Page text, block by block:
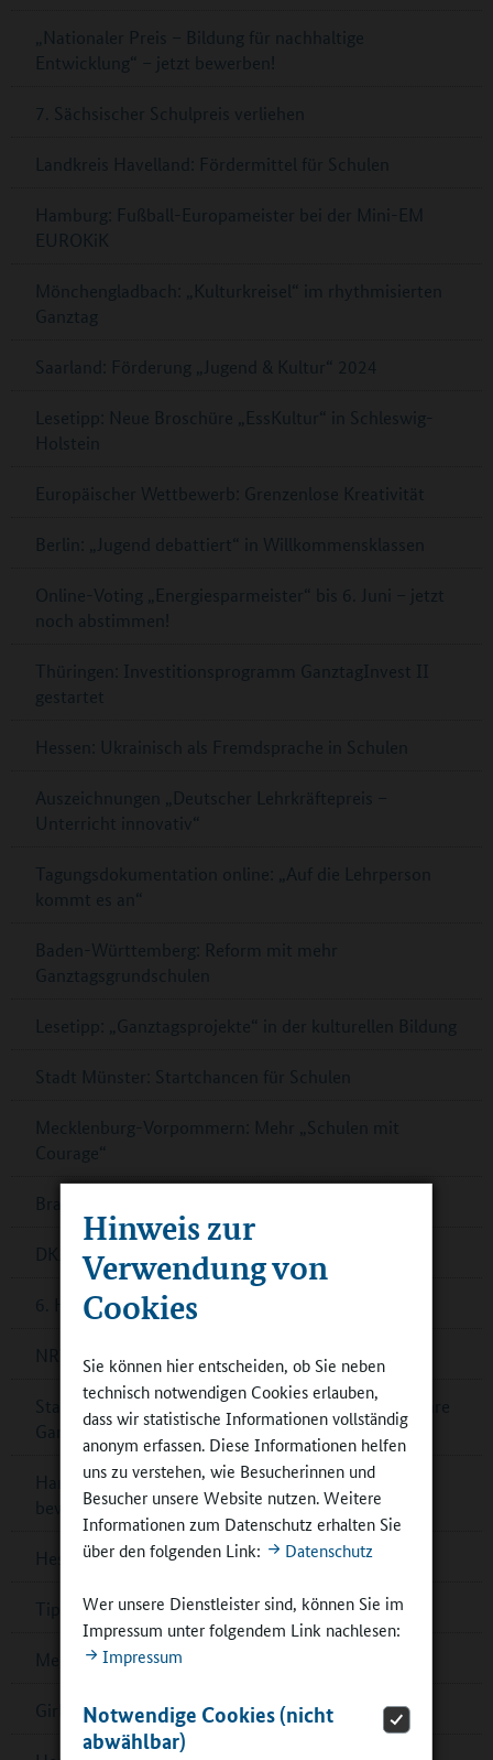
Hinweis zur
Verwendung von
Cookies
Sie können hier entscheiden, ob Sie neben
technisch notwendigen Cookies erlauben,
dass wir statistische Informationen vollständig
anonym erfassen. Diese Informationen helfen
uns zu verstehen, wie Besucherinnen und
Besucher unsere Website nutzen. Weitere
Informationen zum Datenschutz erhalten Sie
über den folgenden Link:
Datenschutz
Wer unsere Dienstleister sind, können Sie im
Impressum unter folgendem Link nachlesen:
Impressum
Notwendige Cookies (nicht
abwählbar)
„Nationaler Preis – Bildung für nachhaltige
Entwicklung“ – jetzt bewerben!
7. Sächsischer Schulpreis verliehen
Landkreis Havelland: Fördermittel für Schulen
Hamburg: Fußball-Europameister bei der Mini-EM
EUROKiK
Mönchengladbach: „Kulturkreisel“ im rhythmisierten
Ganztag
Saarland: Förderung „Jugend & Kultur“ 2024
Lesetipp: Neue Broschüre „EssKultur“ in Schleswig-
Holstein
Europäischer Wettbewerb: Grenzenlose Kreativität
Berlin: „Jugend debattiert“ in Willkommensklassen
Online-Voting „Energiesparmeister“ bis 6. Juni – jetzt
noch abstimmen!
Thüringen: Investitionsprogramm GanztagInvest II
gestartet
Hessen: Ukrainisch als Fremdsprache in Schulen
Auszeichnungen „Deutscher Lehrkräftepreis –
Unterricht innovativ“
Tagungsdokumentation online: „Auf die Lehrperson
kommt es an“
Baden-Württemberg: Reform mit mehr
Ganztagsgrundschulen
Lesetipp: „Ganztagsprojekte“ in der kulturellen Bildung
Stadt Münster: Startchancen für Schulen
Mecklenburg-Vorpommern: Mehr „Schulen mit
Courage“
Brandenburg / Havel: Nicolai-Schule erhält Besuch
DKJS-Netzwerk bildung.digital sucht Grundschulen
6. Hessischer Schülerschreibwettbewerb
NRW-Preis Kulturelle Bildung
Stadt Monheim: die „Hauptstadt für Kinder“ baut ihre
Ganztagsschulen aus
Handwerkswettbewerb für Schulteams – jetzt
bewerben!
Hessen: Förderung für Zirkusprojekte
Tipps: Filmbildung in der Ganztagsschule
Mecklenburg-Vorpommern: „Theater in Sicht“
Girls’Day und Boys’Day mit Teilnehmendenrekord